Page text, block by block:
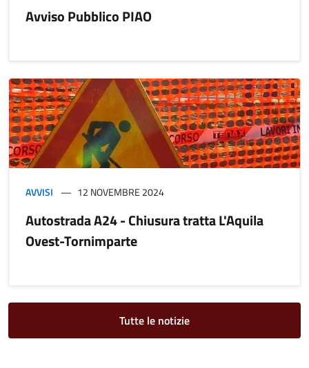
Avviso Pubblico PIAO
AVVISI 12 NOVEMBRE 2024
Autostrada A24 - Chiusura tratta L'Aquila
Ovest-Tornimparte
Tutte le notizie